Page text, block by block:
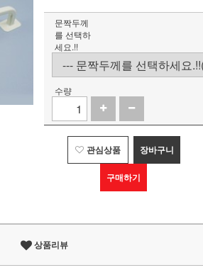
문짝두께
를 선택하
세요.!!
수량
관심상품 장바구니
구매하기
상품리뷰